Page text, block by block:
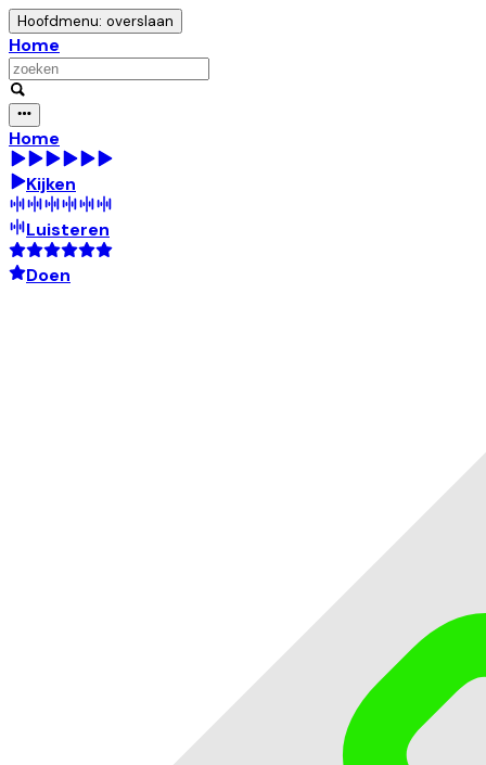
Hoofdmenu: overslaan
Home
Home
Kijken
Luisteren
Doen